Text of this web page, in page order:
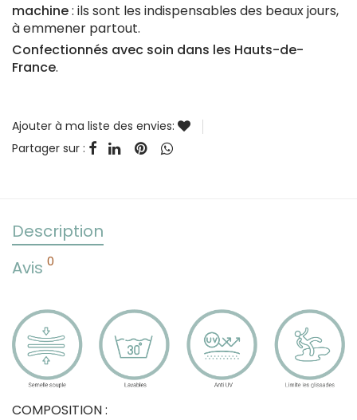
machine: ils sont les indispensables des beaux jours,
à emmener partout.
Confectionnés avec soin dans les Hauts-de-
France.
Ajouter à ma liste des envies:
Partager sur :
Description
Avis 0
COMPOSITION :